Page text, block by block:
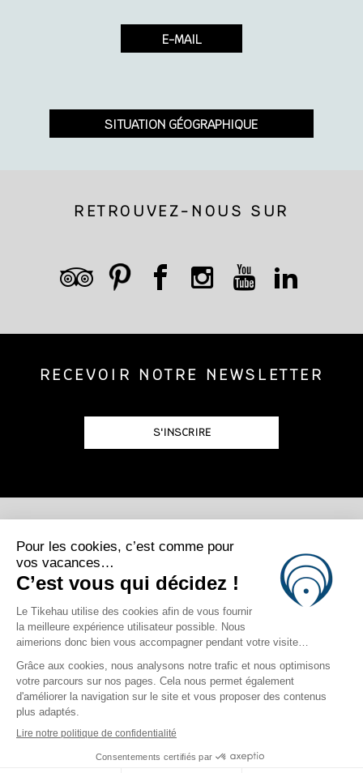
E-MAIL
SITUATION GÉOGRAPHIQUE
RETROUVEZ-NOUS SUR
RECEVOIR NOTRE NEWSLETTER
S'INSCRIRE
POSTULEZ
REJOIGNEZ-NOUS
Photo Credits
Marama Drollet | Gregoire Le Bacon | Massimo Colombini | Chris
site map mentions légales Politique de confidentialité
Cliquez ici pour modifier vos préférences en matière de cookies